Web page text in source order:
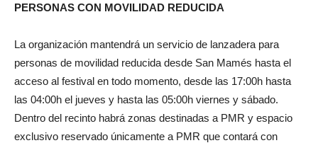
PERSONAS CON MOVILIDAD REDUCIDA
La organización mantendrá un servicio de lanzadera para
personas de movilidad reducida desde San Mamés hasta el
acceso al festival en todo momento, desde las 17:00h hasta
las 04:00h el jueves y hasta las 05:00h viernes y sábado.
Dentro del recinto habrá zonas destinadas a PMR y espacio
exclusivo reservado únicamente a PMR que contará con